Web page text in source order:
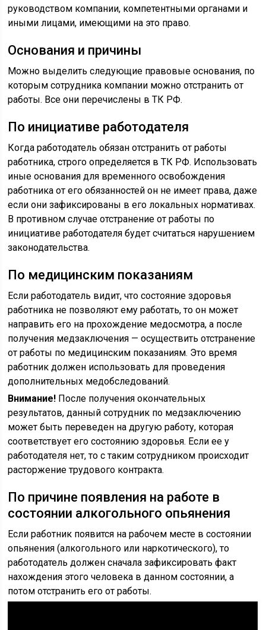
руководством компании, компетентными органами и
иными лицами, имеющими на это право.
Основания и причины
Можно выделить следующие правовые основания, по
которым сотрудника компании можно отстранить от
работы. Все они перечислены в ТК РФ.
По инициативе работодателя
Когда работодатель обязан отстранить от работы
работника, строго определяется в ТК РФ. Использовать
иные основания для временного освобождения
работника от его обязанностей он не имеет права, даже
если они зафиксированы в его локальных нормативах.
В противном случае отстранение от работы по
инициативе работодателя будет считаться нарушением
законодательства.
По медицинским показаниям
Если работодатель видит, что состояние здоровья
работника не позволяют ему работать, то он может
направить его на прохождение медосмотра, а после
получения медзаключения — осуществить отстранение
от работы по медицинским показаниям. Это время
работник должен использовать для проведения
дополнительных медобследований.
Внимание! После получения окончательных
результатов, данный сотрудник по медзаключению
может быть переведен на другую работу, которая
соответствует его состоянию здоровья. Если ее у
работодателя нет, то с таким сотрудником происходит
расторжение трудового контракта.
По причине появления на работе в
состоянии алкогольного опьянения
Если работник появится на рабочем месте в состоянии
опьянения (алкогольного или наркотического), то
работодатель должен сначала зафиксировать факт
нахождения этого человека в данном состоянии, а
потом отстранить его от работы.